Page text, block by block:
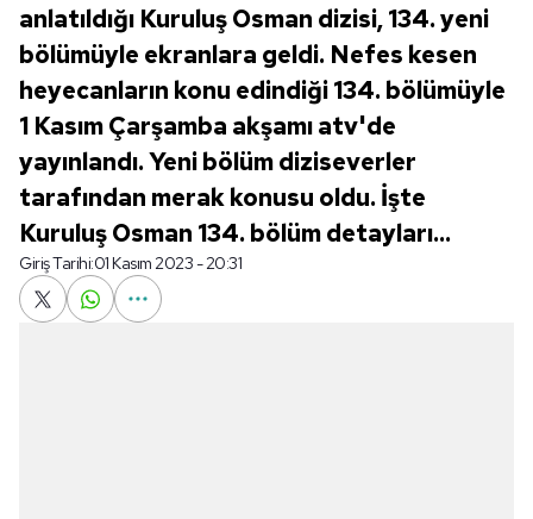
anlatıldığı Kuruluş Osman dizisi, 134. yeni
bölümüyle ekranlara geldi. Nefes kesen
heyecanların konu edindiği 134. bölümüyle
1 Kasım Çarşamba akşamı atv'de
yayınlandı. Yeni bölüm diziseverler
tarafından merak konusu oldu. İşte
Kuruluş Osman 134. bölüm detayları...
Giriş Tarihi:01 Kasım 2023 - 20:31